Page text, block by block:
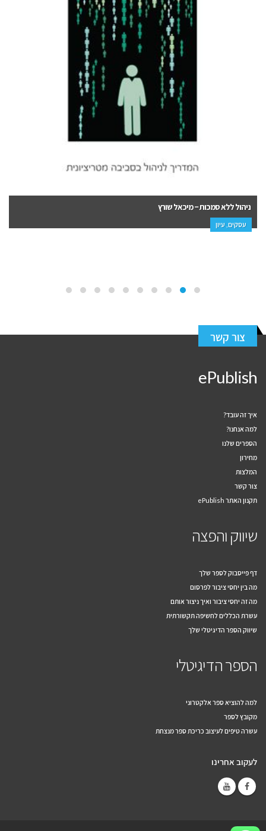
ניהול ללא סמכות – מיכאל שורץ
עסקים, עיון
צור קשר
ePublish
איך זה עובד?
למה אנחנו?
הספרים שלנו
מחירון
המלצות
צור קשר
תקנון האתר ePublish
שיווק והפצה
דף פייסבוק לספר שלך
מה בין יחסי ציבור לפרסום
מה זה יחסי ציבור ואיך ניצור אותם
עשרת הכללים לחשיפה תקשורתית
שיווק הספר הדיגיטלי שלך
הספר הדיגיטלי
למה להוציא ספר אלקטרוני
מקובץ לספר
עשרה טיפים לעיצוב כריכת ספר מנצחת
לעקוב אחרינו